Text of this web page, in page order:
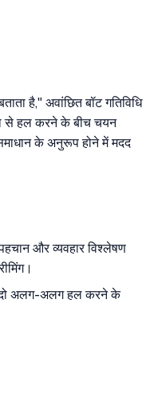
है," अवांछित बॉट गतिविधि
से हल करने के बीच चयन
के अनुरूप होने में मदद
और व्यवहार विश्लेषण
दो अलग-अलग हल करने के